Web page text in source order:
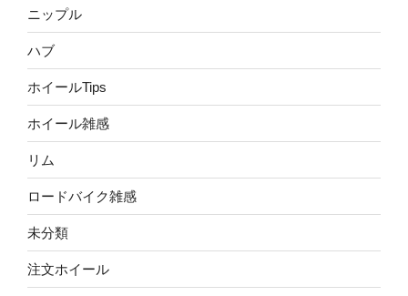
ニップル
ハブ
ホイールTips
ホイール雑感
リム
ロードバイク雑感
未分類
注文ホイール